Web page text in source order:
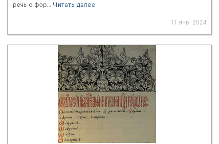
речь о фор...Читать далее
11 янв. 2024